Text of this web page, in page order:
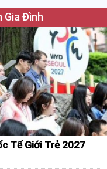
Gia Đình
Tế Giới Trẻ 2027